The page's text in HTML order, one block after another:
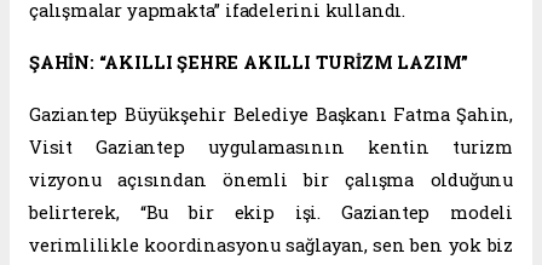
çalışmalar yapmakta” ifadelerini kullandı.
ŞAHİN: “AKILLI ŞEHRE AKILLI TURİZM LAZIM”
Gaziantep Büyükşehir Belediye Başkanı Fatma Şahin,
Visit Gaziantep uygulamasının kentin turizm
vizyonu açısından önemli bir çalışma olduğunu
belirterek, “Bu bir ekip işi. Gaziantep modeli
verimlilikle koordinasyonu sağlayan, sen ben yok biz